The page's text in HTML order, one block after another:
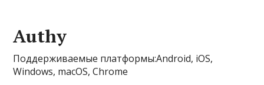
Authy
Поддерживаемые платформы:Android, iOS,
Windows, macOS, Chrome